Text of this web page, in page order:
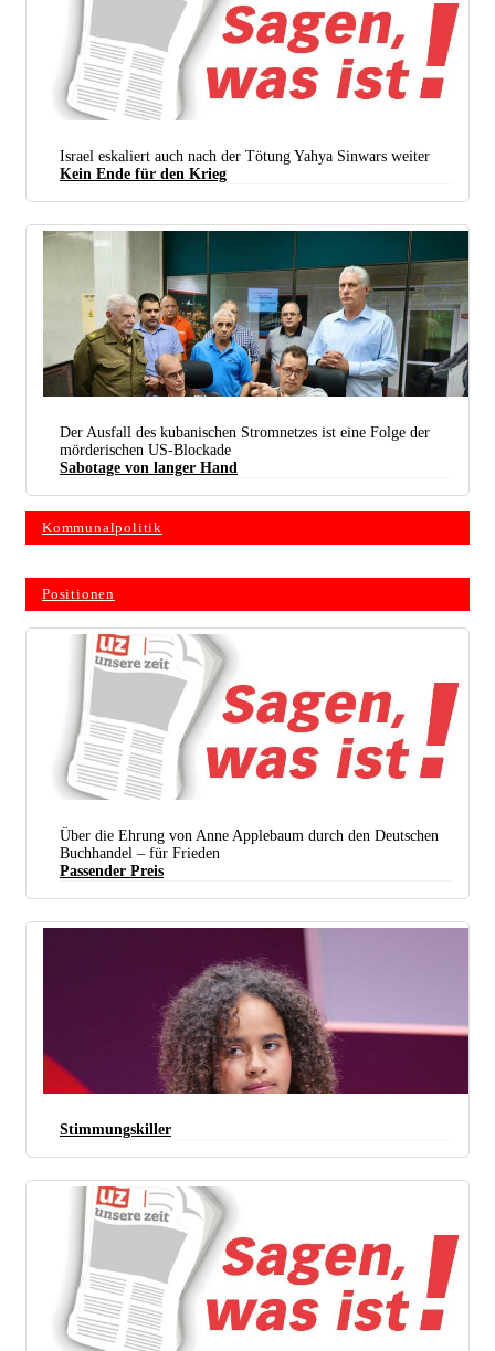
Israel eskaliert auch nach der Tötung Yahya Sinwars weiter
Kein Ende für den Krieg
Kubas Regierung arbeitet mit Hochdruck daran, die Stromversorgung wieder herzustellen. (Foto:
X / @DiazCanelB)
Der Ausfall des kubanischen Stromnetzes ist eine Folge der
mörderischen US-Blockade
Sabotage von langer Hand
Kommunalpolitik
Positionen
Über die Ehrung von Anne Applebaum durch den Deutschen
Buchhandel – für Frieden
Passender Preis
Foto: UZ
Stimmungskiller